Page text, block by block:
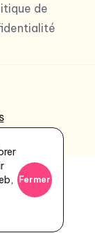
de
Fermer